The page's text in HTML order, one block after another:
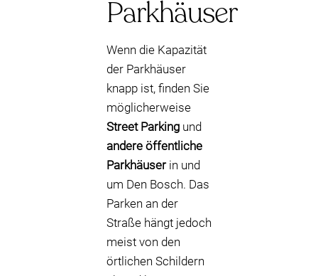
Parkhäuser
Wenn die Kapazität
der Parkhäuser
knapp ist, finden Sie
möglicherweise
Street Parking und
andere öffentliche
Parkhäuserin und
um Den Bosch. Das
Parken an der
Straße hängt jedoch
meist von den
örtlichen Schildern